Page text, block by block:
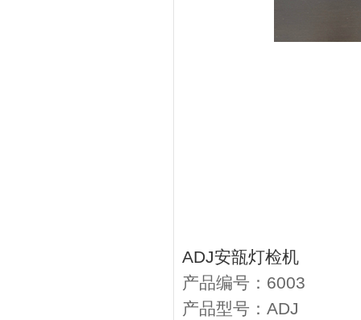
ADJ安瓿灯检机
产品编号：6003
产品型号：ADJ